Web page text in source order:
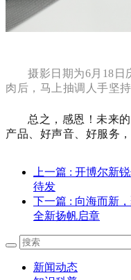
摄影日期为6月18日
肉后，马上抽调人手坚持
总之，感恩！未来
产品、好声音、好服务
上一篇 : 开博尔新
待发
下一篇 : 向海而新
全新扬帆启章
新闻动态